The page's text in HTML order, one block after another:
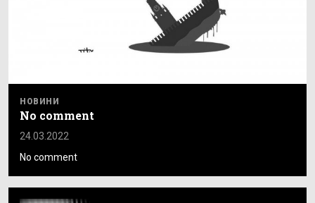
НОВИНИ
No comment
24.03.2022
No comment